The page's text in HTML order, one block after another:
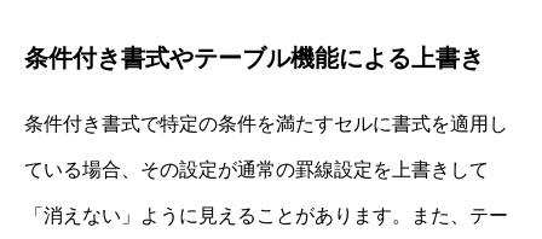
条件付き書式やテーブル機能による上書き
条件付き書式で特定の条件を満たすセルに書式を適用し
ている場合、その設定が通常の罫線設定を上書きして
「消えない」ように見えることがあります。また、テー